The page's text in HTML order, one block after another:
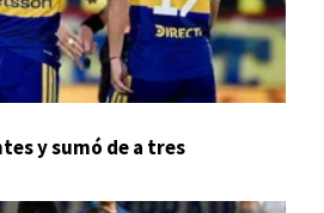
y sumó de a tres